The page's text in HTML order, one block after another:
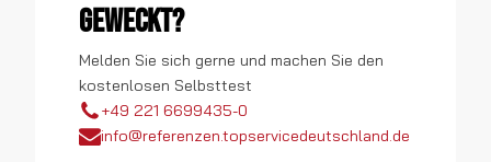
geweckt?
Melden Sie sich gerne und machen Sie den
kostenlosen Selbsttest
+49 221 6699435-0
info@referenzen.topservicedeutschland.de